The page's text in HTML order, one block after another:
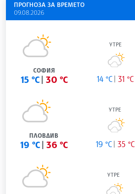
ПРОГНОЗА ЗА ВРЕМЕТО
09.08.2026
СОФИЯ
15 °C 30 °C
УТРЕ
14 °C 31 °C
ПЛОВДИВ
19 °C 36 °C
УТРЕ
19 °C 35 °C
УТРЕ